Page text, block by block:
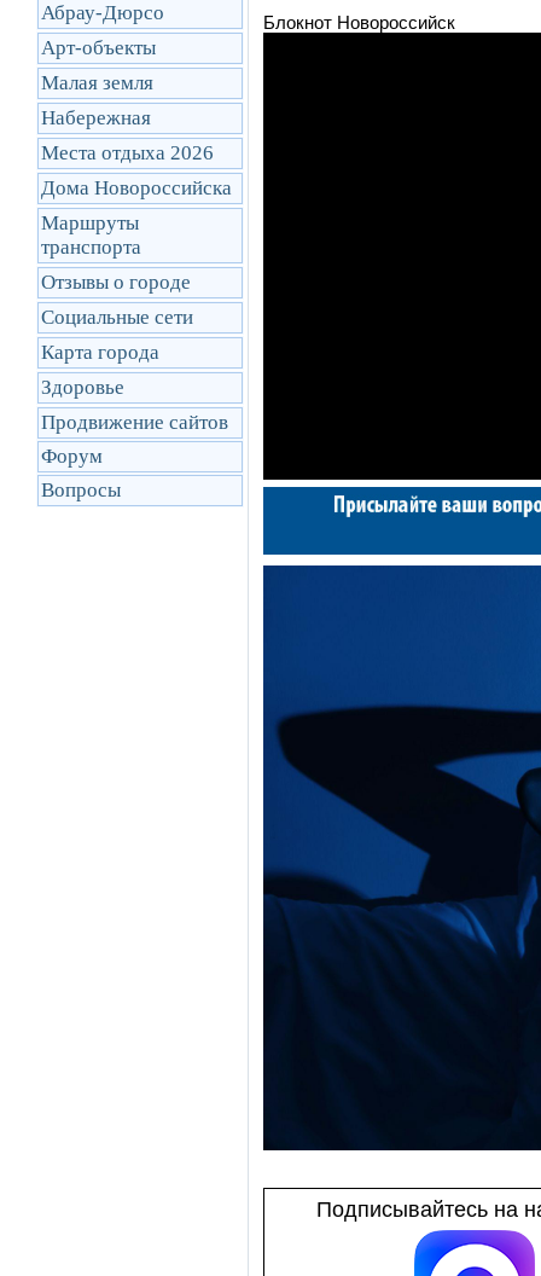
Абрау-Дюрсо
Арт-объекты
Малая земля
Набережная
Места отдыха 2026
Дома Новороссийска
Маршруты
транcпорта
Отзывы о городе
Социальные сети
Карта города
Здоровье
Продвижение сайтов
Форум
Вопросы
Блокнот Новороссийск
Подписывайтесь на